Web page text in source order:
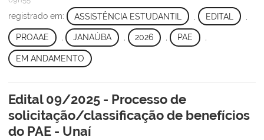
registrado em: ASSISTÊNCIA ESTUDANTIL EDITAL
PROAAE , JANAÚBA , 2026 , PAE ,
EM ANDAMENTO
Edital 09/2025 - Processo de
solicitação/classificação de benefícios
do PAE - Unaí